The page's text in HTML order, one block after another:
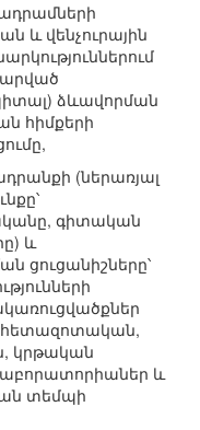
և վենչուրային
ձևավորման
հիմքերի
(ներառյալ
գիտական
և
ցուցանիշները՝
(հետազոտական,
կրթական
և
տեմպի